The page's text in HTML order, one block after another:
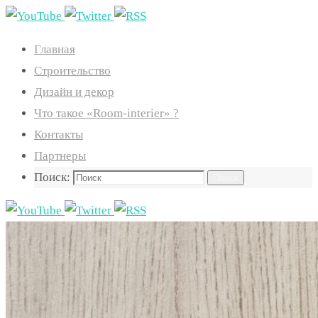
Главная
Строительство
Дизайн и декор
Что такое «Room-interier» ?
Контакты
Партнеры
Поиск: